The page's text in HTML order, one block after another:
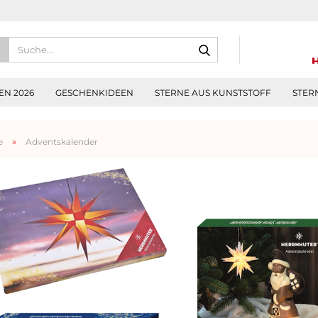
2026 GESCHENKIDEEN STERNE AUS KUNSTSTOFF
» Adventskalender